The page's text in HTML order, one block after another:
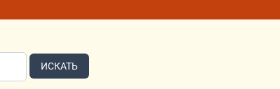
ИСКАТЬ